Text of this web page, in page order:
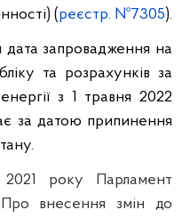
(реєстр. №7305).
дата запровадження на
та розрахунків за
з 1 травня 2022
за датою припинення
2021 року Парламент
внесення змін до